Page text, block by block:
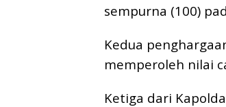
sempurna (100)
Kedua
memperoleh nilai
Ketiga dari